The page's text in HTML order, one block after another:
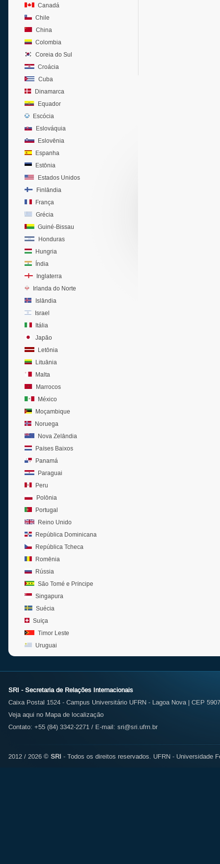
Canadá
Chile
China
Colombia
Coreia do Sul
Croácia
Cuba
Dinamarca
Equador
Escócia
Eslováquia
Eslovênia
Espanha
Estônia
Estados Unidos
Finlândia
França
Grécia
Guiné-Bissau
Honduras
Hungria
Índia
Inglaterra
Irlanda do Norte
Islândia
Israel
Itália
Japão
Letônia
Lituânia
Malta
Marrocos
México
Moçambique
Noruega
Nova Zelândia
Países Baixos
Panamá
Paraguai
Peru
Polônia
Portugal
Reino Unido
República Dominicana
República Tcheca
Romênia
Rússia
São Tomé e Príncipe
Singapura
Suécia
Suíça
Timor Leste
Uruguai
SRI - Secretaria de Relações Internacionais
Caixa Postal 1524 - Campus Universitário UFRN - Lagoa Nova | CEP
Veja aqui no Mapa de localização
Contato: +55 (84) 3342-2271 / E-mail: sri@sri.ufrn.br
2012 / 2026 © SRI - Todos os direitos reservados. UFRN - Universidade